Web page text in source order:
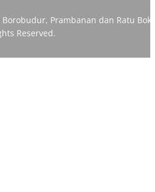
Borobudur, Prambanan dan Ratu
Reserved.